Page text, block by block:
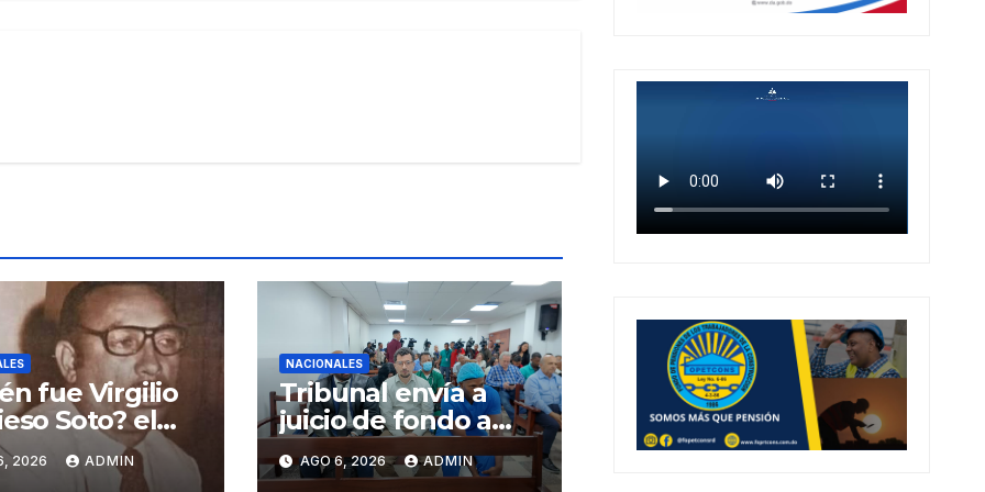
fue Virgilio
Soto? el
del
2026 ADMIN
NACIONALES
Tribunal envía a
juicio de fondo a
Jean Andrés
Pumarol y tres
AGO 6, 2026 ADMIN